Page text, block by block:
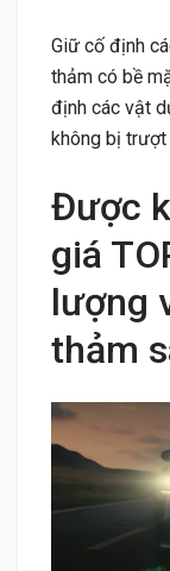
Giữ cố định
thảm có bề
định các vật
không bị
Được
giá
lượng
thảm